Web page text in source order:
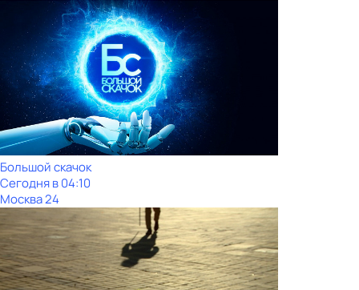
Большой скачок
Сегодня в 04:10
Москва 24